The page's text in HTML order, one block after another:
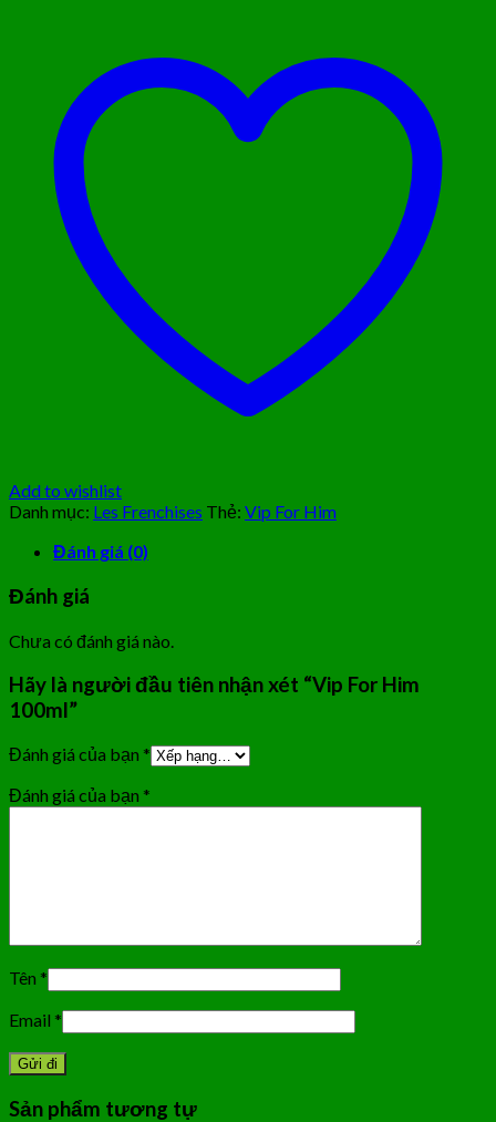
Add to wishlist
Danh mục: Les Frenchises Thẻ: Vip For Him
Đánh giá (0)
Đánh giá
Chưa có đánh giá nào.
Hãy là người đầu tiên nhận xét “Vip For Him
100ml”
Đánh giá của bạn *
Đánh giá của bạn *
Tên *
Email *
Sản phẩm tương tự